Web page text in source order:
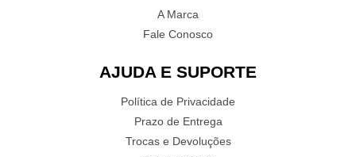
A Marca
Fale Conosco
AJUDA E SUPORTE
Política de Privacidade
Prazo de Entrega
Trocas e Devoluções